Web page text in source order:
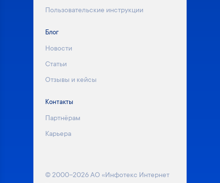
Пользовательские инструкции
Блог
Новости
Статьи
Отзывы и кейсы
Контакты
Партнёрам
Карьера
© 2000–2026 АО «Инфотекс Интернет